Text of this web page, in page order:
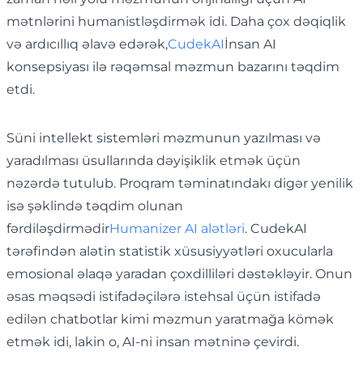
mətnlərini humanistləşdirmək idi. Daha çox dəqiqlik
və ardıcıllıq əlavə edərək,CudekAIİnsan AI
konsepsiyası ilə rəqəmsal məzmun bazarını təqdim
etdi.
Süni intellekt sistemləri məzmunun yazılması və
yaradılması üsullarında dəyişiklik etmək üçün
nəzərdə tutulub. Proqram təminatındakı digər yenilik
isə şəklində təqdim olunan
fərdiləşdirmədirHumanizer AI alətləri. CudekAI
tərəfindən alətin statistik xüsusiyyətləri oxucularla
emosional əlaqə yaradan çoxdilliləri dəstəkləyir. Onun
əsas məqsədi istifadəçilərə istehsal üçün istifadə
edilən chatbotlar kimi məzmun yaratmağa kömək
etmək idi, lakin o, AI-ni insan mətninə çevirdi.